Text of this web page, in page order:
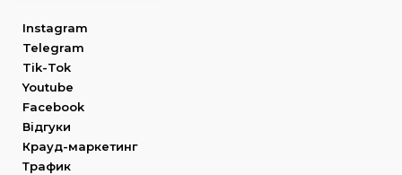
Instagram
Telegram
Tik-Tok
Youtube
Facebook
Відгуки
Крауд-маркетинг
Трафик